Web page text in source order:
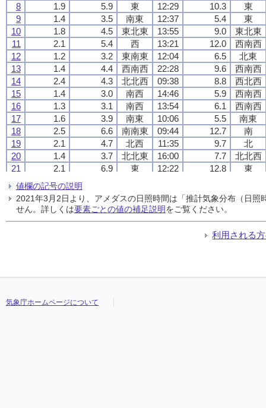
8
1.9 5.9 東 12:29 10.3
東
9
1.4 3.5 南東 12:37 5.4
東
10
1.8 4.5 東北東 13:55 9.0
東北東
11
2.1 5.4 西 13:21 12.0
西南西
12
1.2 3.2 東南東 12:04 6.5
北東
13
1.4 4.4 西南西 22:28 9.6
西南西
14
2.4 4.3 北北西 09:38 8.8
西北西
15
1.4 3.0 南西 14:46 5.9
西南西
16
1.3 3.1 南西 13:54 6.1
西南西
17
1.6 3.9 南東 10:06 5.5
南東
18
2.5 6.6 南南東 09:44 12.7
南
19
2.1 4.7 北西 11:35 9.7
北
20
1.4 3.7 北北東 16:00 7.7
北北西
21
2.1 6.9 東 12:22 12.8
東
22
1.3
23
1.7 4.7 南東 12:03 7.4
南東
24
1.0 4.9 東南東 13:08 7.8
南南東
12.5
北東
30
2.3 5.6 東北東 12:21 9.8 東
8
1.9 5.9 東 12:29 10.3
東
9
1.4 3.5 南東 12:37 5.4
東
10
1.8 4.5 東北東 13:55 9.0
東北東
11
2.1 5.4 西 13:21 12.0
西南西
12
1.2 3.2 東南東 12:04 6.5
北東
13
1.4 4.4 西南西 22:28 9.6
西南西
14
2.4 4.3 北北西 09:38 8.8
西北西
15
1.4 3.0 南西 14:46 5.9
西南西
16
1.3 3.1 南西 13:54 6.1
西南西
17
1.6 3.9 南東 10:06 5.5
南東
18
2.5 6.6 南南東 09:44 12.7
南
19
2.1 4.7 北西 11:35 9.7
北
20
1.4 3.7 北北東 16:00 7.7
北北西
21
2.1 6.9 東 12:22 12.8
東
22
1.3
23
1.7 4.7 南東 12:03 7.4
南東
24
1.0 4.9 東南東 13:08 7.8
南南東
12.5
北東
30
2.3 5.6 東北東 12:21 9.8 東
8
1.9 5.9 東 12:29 10.3
東
9
1.4 3.5 南東 12:37 5.4
東
10
1.8 4.5 東北東 13:55 9.0
東北東
11
2.1 5.4 西 13:21 12.0
西南西
12
1.2 3.2 東南東 12:04 6.5
北東
13
1.4 4.4 西南西 22:28 9.6
西南西
14
2.4 4.3 北北西 09:38 8.8
西北西
15
1.4 3.0 南西 14:46 5.9
西南西
16
1.3 3.1 南西 13:54 6.1
西南西
17
1.6 3.9 南東 10:06 5.5
南東
18
2.5 6.6 南南東 09:44 12.7
南
19
2.1 4.7 北西 11:35 9.7
北
20
1.4 3.7 北北東 16:00 7.7
北北西
21
2.1 6.9 東 12:22 12.8
東
22
1.3
23
1.7 4.7 南東 12:03 7.4
南東
24
1.0 4.9 東南東 13:08 7.8
南南東
12.5
北東
30
2.3 5.6 東北東 12:21 9.8 東
8
1.9 5.9 東 12:29 10.3
東
9
1.4 3.5 南東 12:37 5.4
東
10
1.8 4.5 東北東 13:55 9.0
東北東
11
2.1 5.4 西 13:21 12.0
西南西
12
1.2 3.2 東南東 12:04 6.5
北東
13
1.4 4.4 西南西 22:28 9.6
西南西
14
2.4 4.3 北北西 09:38 8.8
西北西
15
1.4 3.0 南西 14:46 5.9
西南西
16
1.3 3.1 南西 13:54 6.1
西南西
17
1.6 3.9 南東 10:06 5.5
南東
18
2.5 6.6 南南東 09:44 12.7
南
19
2.1 4.7 北西 11:35 9.7
北
20
1.4 3.7 北北東 16:00 7.7
北北西
21
2.1 6.9 東 12:22 12.8
東
22
1.3
23
1.7 4.7 南東 12:03 7.4
南東
24
1.0 4.9 東南東 13:08 7.8
南南東
12.5
北東
30
2.3 5.6 東北東 12:21 9.8 東
値欄の記号の説明
2021年3月2日より、アメダスの日照時間は「推計気象分布（日
せん。詳しくは要素ごとの値の補足説明をご覧ください。
利用される
気象庁ホームページについて